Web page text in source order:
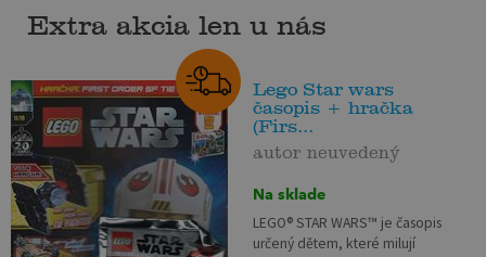
Extra akcia len u nás
Lego Star wars
časopis + hračka
(Firs...
autor neuvedený
Na sklade
LEGO® STAR WARS™ je časopis
určený dětem, které milují